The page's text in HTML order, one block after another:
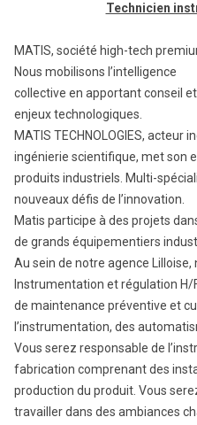
Technicien
MATIS, société high-tech
Nous mobilisons l’intelligence
collective en apportant conseil
enjeux technologiques.
MATIS TECHNOLOGIES, acteur
ingénierie scientifique, met son
produits industriels. Multi-
nouveaux défis de l’innovation.
Matis participe à des projets
de grands équipementiers
Au sein de notre agence
Instrumentation et régulation H/
de maintenance préventive et
l’instrumentation, des
Vous serez responsable de
fabrication comprenant des
production du produit. Vous
travailler dans des ambiances